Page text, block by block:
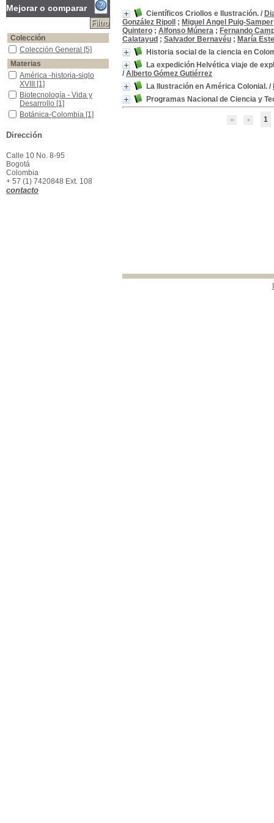
Científicos Criollos e Ilustración. /
González Ripoll
; Miguel Angel Puig-Samper
Quintero ; Alfonso Múnera ; Fernando
Calatayud ; Salvador Bernavéu ; María
Historia social de la ciencia en
La expedición Helvética viaje de
/ Alberto Gómez Gutiérrez
La Ilustración en América Colonial. /
Programas Nacional de Ciencia y
1
Mejorar o comparar
Colección
Colección General
Colección General [5]
Materias
América -historia-siglo XVIII
América -historia-siglo
XVIII
[1]
Biotecnología - Vida y Desarrollo
Biotecnología - Vida y
Desarrollo [1]
Botánica-Colombia
Botánica-Colombia [1]
Agropecuaria
Estudios[1]
Ciencias -Bibliografías
Ciencias -Bibliografías
Ciencias -Historia -Colombia
Ciencias -Historia -
Colombia
Dirección
Calle 10 No. 8-95
Bogotá
Colombia
+ 57 (1) 7420848 Ext. 108
contacto